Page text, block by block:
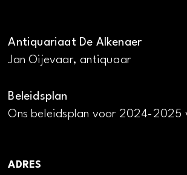
Antiquariaat De Alkenaer
Jan Oijevaar, antiquaar
Beleidsplan
Ons beleidsplan voor 2024-
ADRES